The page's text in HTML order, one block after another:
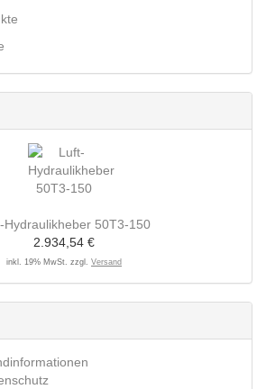
Hydraulikheber 50T3-150
2.934,54 €
inkl. 19% MwSt. zzgl. Versand